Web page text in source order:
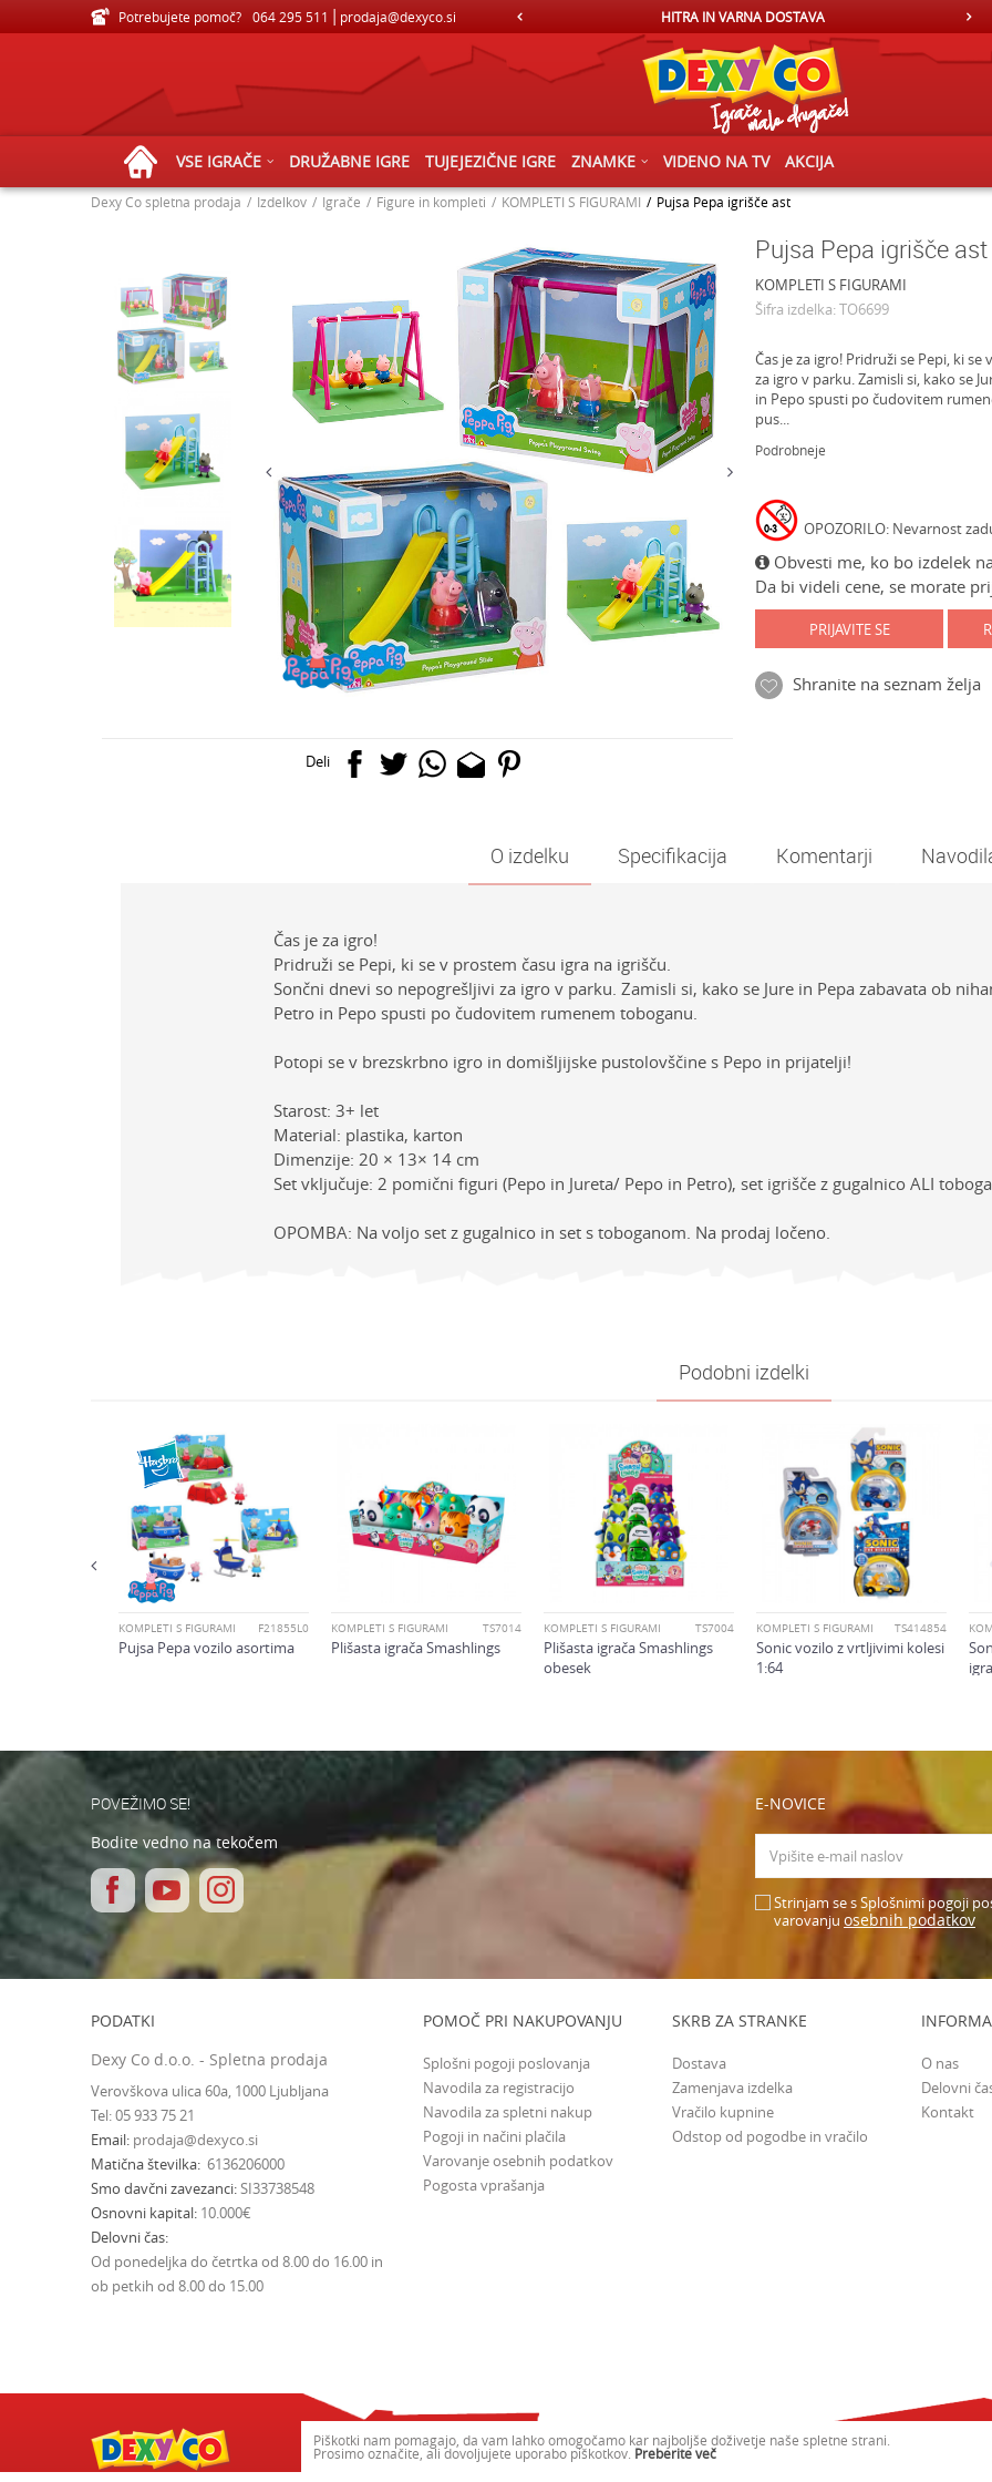
Potrebujete pomoč? 064 295 511 prodaja@dexyco.si
VELIKA IZBIRA IGRAČ ZA VSE STAROSTI HITRA IN VARNA DOSTAVA
VSE IGRAČE DRUŽABNE IGRE TUJEJEZIČNE IGRE ZNAMKE VIDENO NA TV AKCIJA
Dexy Co spletna prodaja Izdelkov Igrače Figure in kompleti KOMPLETI S FIGURAMI Pujsa Pepa igrišče ast
Deli
Pujsa Pepa igrišče ast
KOMPLETI S FIGURAMI
Šifra izdelka:TO6699
Čas je za igro! Pridruži se Pepi, ki
za igro v parku. Zamisli si, kako se
in Pepo spusti po čudovitem
pus...
Podrobneje
OPOZORILO: Nevarnost
Obvesti me, ko bo izdelek
Da bi videli cene, se morate
PRIJAVITE SE
Shranite na seznam želja
O izdelku Specifikacija Komentarji
Čas je za igro!
Pridruži se Pepi, ki se v prostem času igra na igrišču.
Sončni dnevi so nepogrešljivi za igro v parku. Zamisli si, kako se Jure in Pepa zabavata ob
Petro in Pepo spusti po čudovitem rumenem toboganu.
Potopi se v brezskrbno igro in domišljijske pustolovščine s Pepo in prijatelji!
Starost: 3+ let
Material: plastika, karton
Dimenzije: 20 × 13× 14 cm
Set vključuje: 2 pomični figuri (Pepo in Jureta/ Pepo in Petro), set igrišče z gugalnico ALI
OPOMBA: Na voljo set z gugalnico in set s toboganom. Na prodaj ločeno.
Univerzalno
Varnostno vprašanje: Koliko je 6 - 1 :
Podobni izdelki
KOMPLETI S FIGURAMI F21855L0
Pujsa Pepa vozilo asortima
KOMPLETI S FIGURAMI TS7014
Plišasta igrača Smashlings
KOMPLETI S FIGURAMI TS7004
Plišasta igrača Smashlings
obesek
KOMPLETI S FIGURAMI TS414854
Sonic vozilo z vrtljivimi kolesi
1:64
POVEŽIMO SE!
Bodite vedno na tekočem
E-NOVICE
Strinjam se s Splošnimi pogoji
varovanju osebnih podatkov
PODATKI
Dexy Co d.o.o. - Spletna prodaja
Verovškova ulica 60a, 1000 Ljubljana
Tel: 05 933 75 21
Email prodaja@dexyco.si
Matična številka 6136206000
Smo davčni zavezanci SI33738548
Osnovni kapital 10.000€
Delovni čas
Od ponedeljka do četrtka od 8.00 do 16.00 in
ob petkih od 8.00 do 15.00
POMOČ PRI NAKUPOVANJU
Splošni pogoji poslovanja
Navodila za registracijo
Navodila za spletni nakup
Pogoji in načini plačila
Varovanje osebnih podatkov
Pogosta vprašanja
SKRB ZA STRANKE
Dostava
Zamenjava izdelka
Vračilo kupnine
Odstop od pogodbe in vračilo
O nas
Delovni
Kontakt
Piškotki nam pomagajo, da vam lahko omogočamo kar najboljše doživetje naše spletne strani.
Prosimo označite, ali dovoljujete uporabo piškotkov. Preberite več